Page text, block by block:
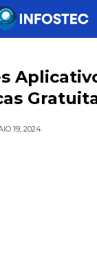
19, 2024